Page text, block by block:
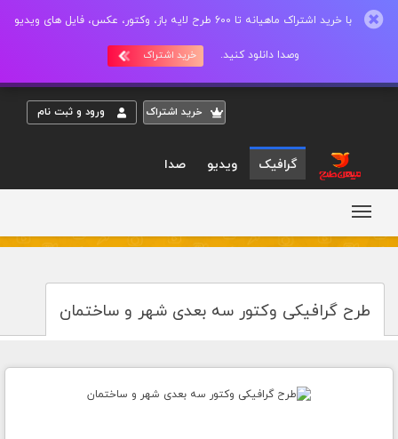
با خرید اشتراک ماهیانه تا 600 طرح لایه باز، وکتور، عکس، فایل های ویدیو
وصدا دانلود کنید. خرید اشتراک
خريد اشتراک ورود و ثبت نام
گرافیک ویدیو صدا
طرح گرافیکی وکتور سه بعدی شهر و ساختمان